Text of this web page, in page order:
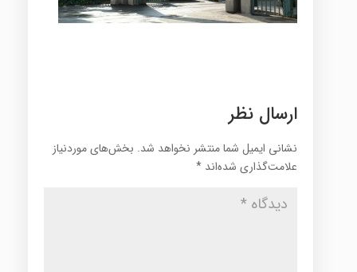
ارسال نظر
نشانی ایمیل شما منتشر نخواهد شد. بخش‌های موردنیاز
علامت‌گذاری شده‌اند *